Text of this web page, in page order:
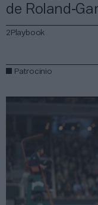
de
2Playbook
Patrocinio